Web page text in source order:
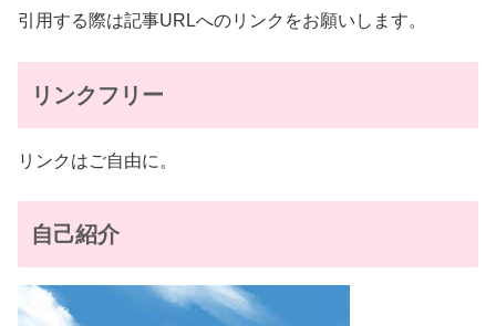
引用する際は記事URLへのリンクをお願いします。
リンクフリー
リンクはご自由に。
自己紹介